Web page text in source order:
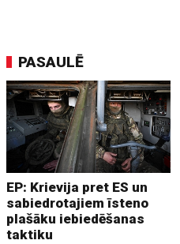
PASAULĒ
EP: Krievija pret ES un
sabiedrotajiem īsteno
plašāku iebiedēšanas
taktiku